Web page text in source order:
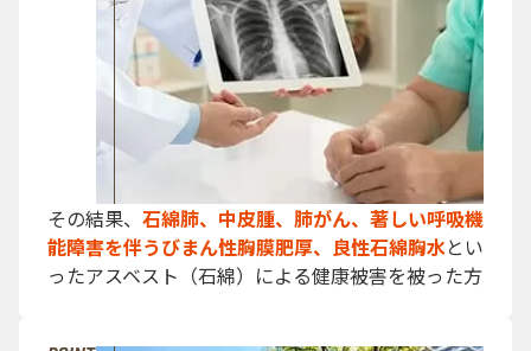
その結果、 石綿肺、中皮腫、肺がん、著しい呼吸機
能障害を伴うびまん性胸膜肥厚、良性石綿胸水とい
ったアスベスト（石綿）による健康被害を被った方